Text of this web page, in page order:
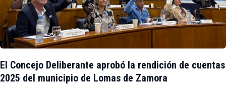
El Concejo Deliberante aprobó la rendición de cuentas
2025 del municipio de Lomas de Zamora